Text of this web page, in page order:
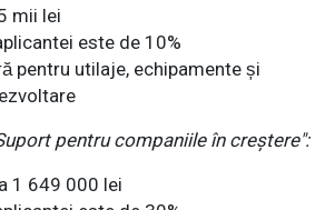
mii lei
este de 10%
pentru utilaje, echipamente și
pentru companiile în creștere":
1 649 000 lei